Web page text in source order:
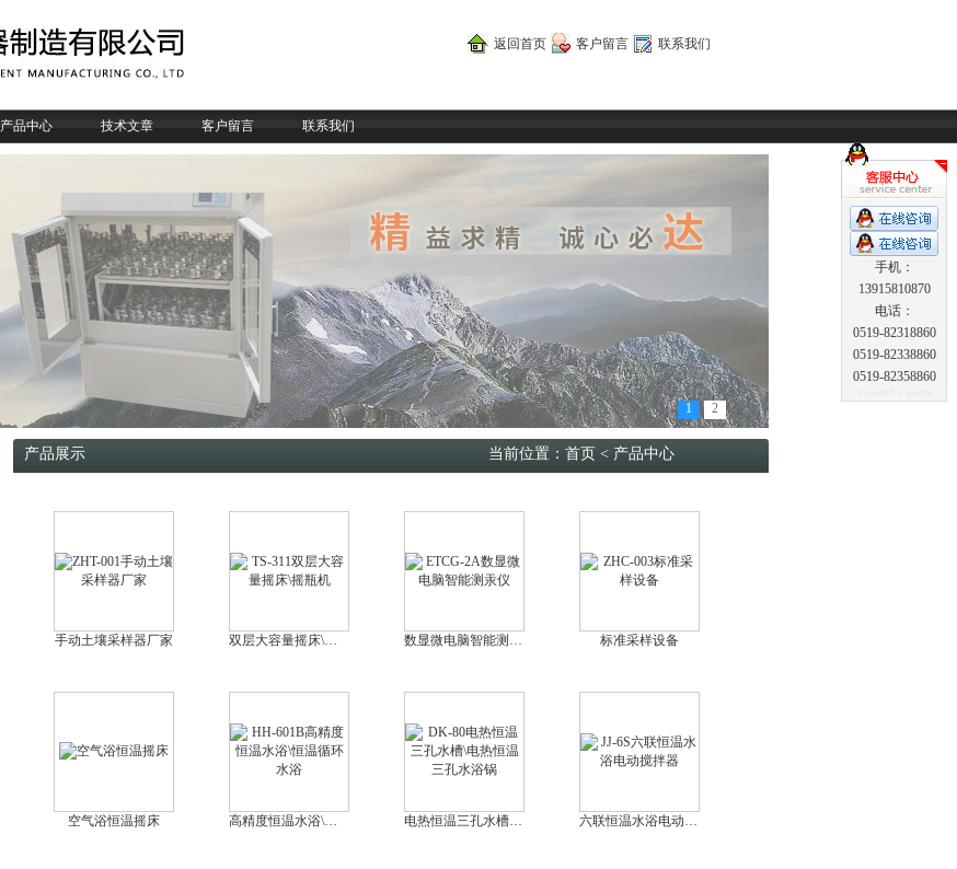
返回首页 客户留言 联系我们
产品中心 技术文章 客户留言 联系我们
1 2
手机：
13915810870
电话：
0519-82318860
0519-82338860
0519-82358860
产品展示 当前位置： 首页 < 产品中心
手动土壤采样器厂家 双层大容量摇床\摇瓶机 数显微电脑智能测汞仪 标准采样设备
空气浴恒温摇床 高精度恒温水浴\恒温循环水浴 电热恒温三孔水槽\电热恒温三孔水浴锅 六联恒温水浴电动搅拌器